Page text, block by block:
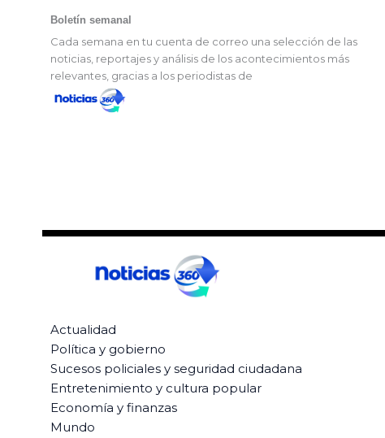
Boletín semanal
Cada semana en tu cuenta de correo una selección de las
noticias, reportajes y análisis de los acontecimientos más
relevantes, gracias a los periodistas de
Actualidad
Política y gobierno
Sucesos policiales y seguridad ciudadana
Entretenimiento y cultura popular
Economía y finanzas
Mundo